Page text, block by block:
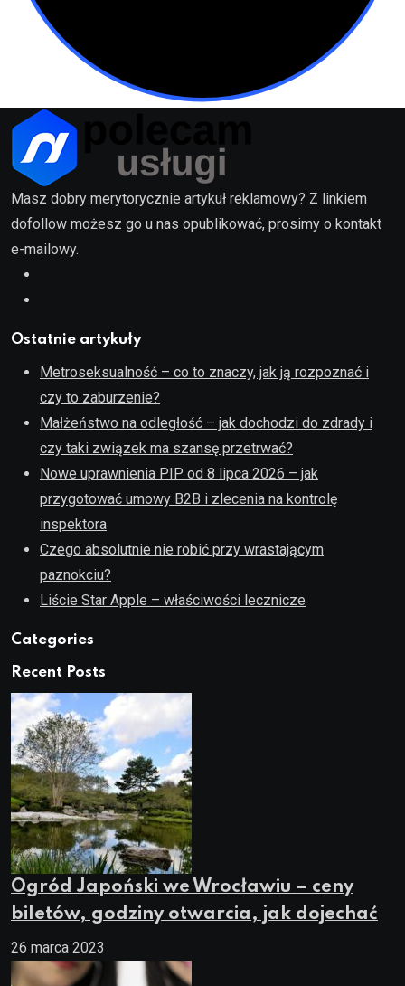
Masz dobry merytorycznie artykuł reklamowy? Z linkiem
dofollow możesz go u nas opublikować, prosimy o kontakt
e-mailowy.
Ostatnie artykuły
Metroseksualność – co to znaczy, jak ją rozpoznać i
czy to zaburzenie?
Małżeństwo na odległość – jak dochodzi do zdrady i
czy taki związek ma szansę przetrwać?
Nowe uprawnienia PIP od 8 lipca 2026 – jak
przygotować umowy B2B i zlecenia na kontrolę
inspektora
Czego absolutnie nie robić przy wrastającym
paznokciu?
Liście Star Apple – właściwości lecznicze
Categories
Recent Posts
Ogród Japoński we Wrocławiu – ceny
biletów, godziny otwarcia, jak dojechać
26 marca 2023